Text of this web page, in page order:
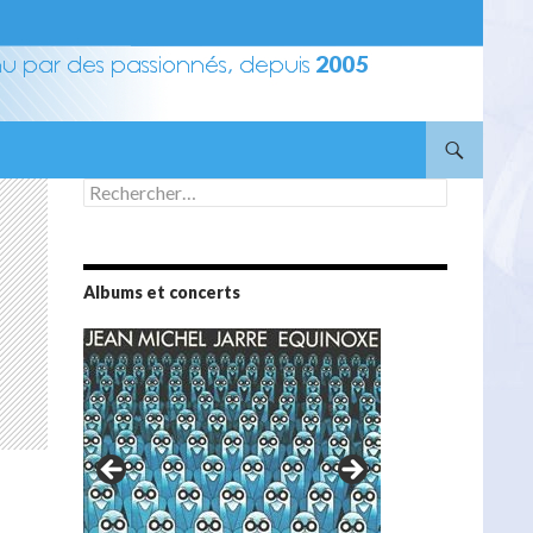
Rechercher :
Albums et concerts